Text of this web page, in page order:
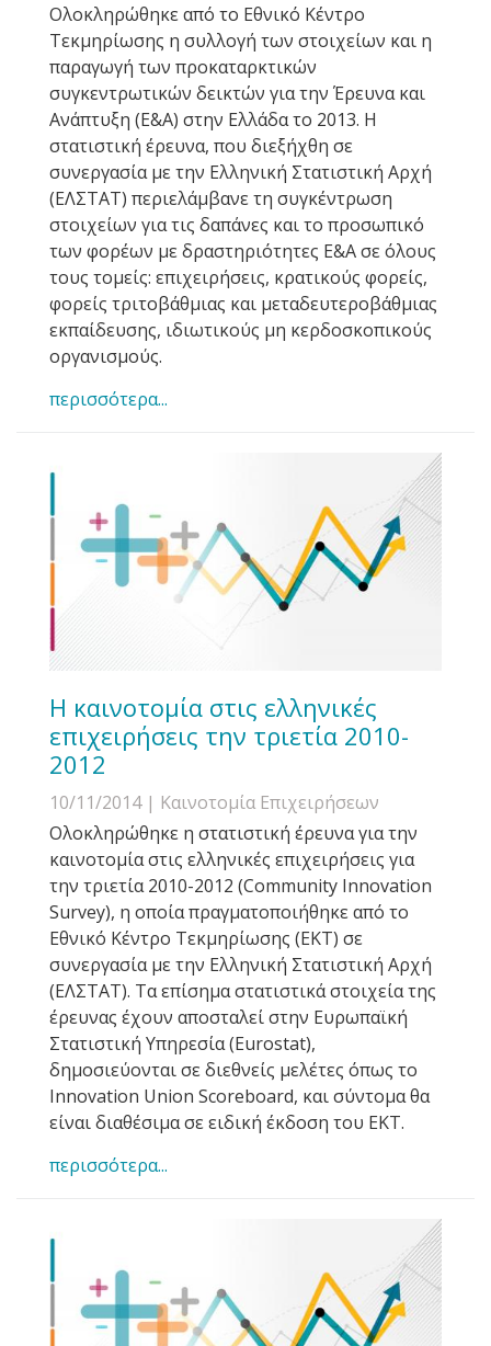
Ολοκληρώθηκε από το Εθνικό Κέντρο
Τεκμηρίωσης η συλλογή των στοιχείων και η
παραγωγή των προκαταρκτικών
συγκεντρωτικών δεικτών για την Έρευνα και
Ανάπτυξη (Ε&Α) στην Ελλάδα το 2013. Η
στατιστική έρευνα, που διεξήχθη σε
συνεργασία με την Ελληνική Στατιστική Αρχή
(ΕΛΣΤΑΤ) περιελάμβανε τη συγκέντρωση
στοιχείων για τις δαπάνες και το προσωπικό
των φορέων με δραστηριότητες Ε&Α σε όλους
τους τομείς: επιχειρήσεις, κρατικούς φορείς,
φορείς τριτοβάθμιας και μεταδευτεροβάθμιας
εκπαίδευσης, ιδιωτικούς μη κερδοσκοπικούς
οργανισμούς.
περισσότερα...
H καινοτομία στις ελληνικές
επιχειρήσεις την τριετία 2010-
2012
10/11/2014| Καινοτομία Επιχειρήσεων
Ολοκληρώθηκε η στατιστική έρευνα για την
καινοτομία στις ελληνικές επιχειρήσεις για
την τριετία 2010-2012 (Community Innovation
Survey), η οποία πραγματοποιήθηκε από το
Εθνικό Κέντρο Τεκμηρίωσης (ΕΚΤ) σε
συνεργασία με την Ελληνική Στατιστική Αρχή
(ΕΛΣΤΑΤ). Τα επίσημα στατιστικά στοιχεία της
έρευνας έχουν αποσταλεί στην Ευρωπαϊκή
Στατιστική Υπηρεσία (Eurostat),
δημοσιεύονται σε διεθνείς μελέτες όπως το
Innovation Union Scoreboard, και σύντομα θα
είναι διαθέσιμα σε ειδική έκδοση του ΕΚΤ.
περισσότερα...